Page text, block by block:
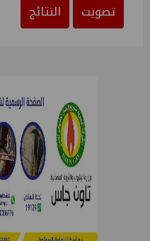
تصويت
النتائج